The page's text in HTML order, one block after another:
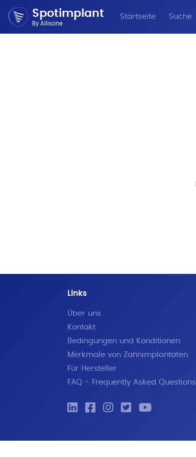
Spotimplant
By Allisone
Startseite Suche
Links
Über uns
Kontakt
Bedingungen und Konditionen
Merkmale von Zahnimplantaten
Für Hersteller
FAQ - Frequently Asked Questions